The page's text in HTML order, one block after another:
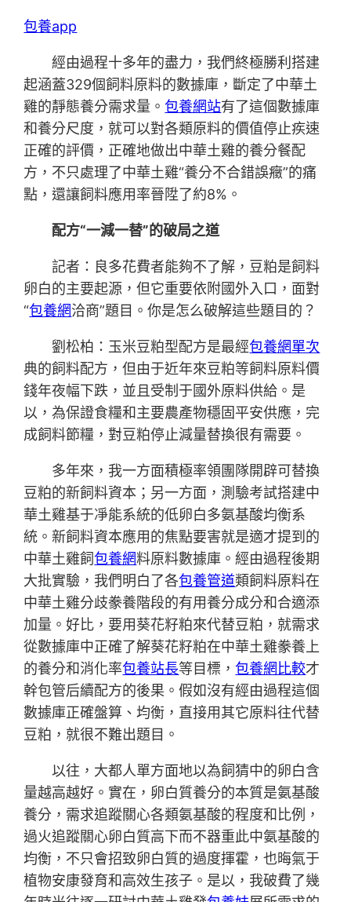
包養app
經由過程十多年的盡力，我們終極勝利搭建
起涵蓋329個飼料原料的數據庫，斷定了中華土
雞的靜態養分需求量。包養網站有了這個數據庫
和養分尺度，就可以對各類原料的價值停止疾速
正確的評價，正確地做出中華土雞的養分餐配
方，不只處理了中華土雞“養分不合錯誤癥”的痛
點，還讓飼料應用率晉陞了約8%。
配方“一減一替”的破局之道
記者：良多花費者能夠不了解，豆粕是飼料
卵白的主要起源，但它重要依附國外入口，面對
“包養網洽商”題目。你是怎么破解這些題目的？
劉松柏：玉米豆粕型配方是最經包養網單次
典的飼料配方，但由于近年來豆粕等飼料原料價
錢年夜幅下跌，並且受制于國外原料供給。是
以，為保證食糧和主要農產物穩固平安供應，完
成飼料節糧，對豆粕停止減量替換很有需要。
多年來，我一方面積極率領團隊開辟可替換
豆粕的新飼料資本；另一方面，測驗考試搭建中
華土雞基于凈能系統的低卵白多氨基酸均衡系
統。新飼料資本應用的焦點要害就是適才提到的
中華土雞飼包養網料原料數據庫。經由過程後期
大批實驗，我們明白了各包養管道類飼料原料在
中華土雞分歧豢養階段的有用養分成分和合適添
加量。好比，要用葵花籽粕來代替豆粕，就需求
從數據庫中正確了解葵花籽粕在中華土雞豢養上
的養分和消化率包養站長等目標，包養網比較才
幹包管后續配方的後果。假如沒有經由過程這個
數據庫正確盤算、均衡，直接用其它原料往代替
豆粕，就很不難出題目。
以往，大都人單方面地以為飼猜中的卵白含
量越高越好。實在，卵白質養分的本質是氨基酸
養分，需求追蹤關心各類氨基酸的程度和比例，
過火追蹤關心卵白質高下而不器重此中氨基酸的
均衡，不只會招致卵白質的過度揮霍，也晦氣于
植物安康發育和高效生孩子。是以，我破費了幾